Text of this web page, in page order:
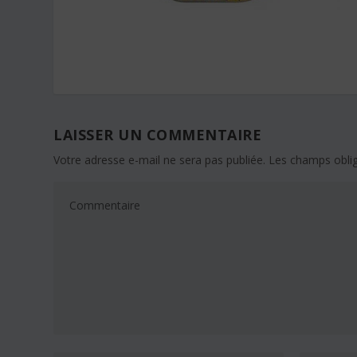
LAISSER UN COMMENTAIRE
Votre adresse e-mail ne sera pas publiée. Les champs